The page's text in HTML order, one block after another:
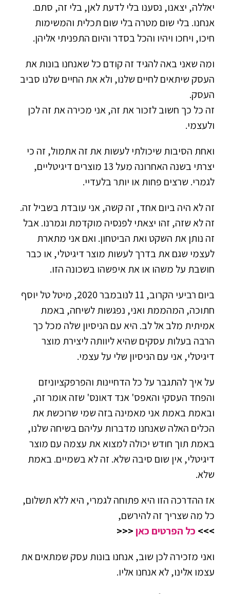
יאללה, יצאנו, נסענו בלי לדעת לאן, בלי זה, סתם.
אנחנו. בלי שום מטרה בלי שום תכלית והמשימות
חיכו, ויחכו ויהיו והכל בסדר והיום התפניתי אליהן.
ומה שאני באה להגיד זה קודם כל שאנחנו בונות את
העסק שיתאים לחיים שלנו, ולא את החיים שלנו סביב
העסק.
זה כל כך חשוב לזכור את זה, אני מכירה את זה לכן
ולעצמי.
ואחת הסיבות שיכולתי לעשות את זה אתמול, זה כי
יצרתי בשנה האחרונה מעל 13 מוצרים דיגיטליים,
לגמרי. שרצים פחות או יותר בלעדיי.
זה לא היה ביום אחד, זה קשה, אני עובדת בשביל זה.
זה לא שזה, זהו יצאתי לפנסיה מוקדמת וגמרנו. אבל
זה נותן את השקט ואת הביטחון. ואם אני מתארת
לעצמי שגם את בדרך לעשות מוצר דיגיטלי, או כבר
חושבת על משהו או את איפשהו בשכונה הזו.
ביום רביעי הקרוב, 11 לנובמבר 2020, מיטל טל יוסף
חתוכה, המהממת ואני, נפגשות לשיחה, באמת
אמיתית מלב אל לב. היא עם הניסיון שלה מכל כך
הרבה בעלות עסקים שהיא ליוותה ליצירת מוצר
דיגיטלי, אני עם הניסיון שלי על עצמי.
על איך להתגבר על כל הדחיינות והפרפקציוניזם
והפחד העסקי והאפס' אנד דאונס' שזה אומר זה,
ובאמת באמת אני מאמינה בזה שמי שרוכשת את
הכלים האלה שאנחנו מדברות עליהם בשיחה שלנו,
באמת תוך חודש יכולה למצוא את עצמה עם מוצר
דיגיטלי, אין שום סיבה שלא. זה לא בשמיים. באמת
שלא.
אז ההדרכה הזו היא פתוחה לגמרי, היא ללא תשלום,
כל מה שצריך זה להירשם,
>>> כל הפרטים כאן<<<
ואני מזכירה לכן שוב, אנחנו בונות עסק שמתאים את
עצמו אלינו, לא אנחנו אליו.